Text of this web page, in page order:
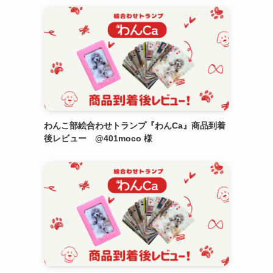
わんこ部絵合わせトランプ『わんCa』商品到着
後レビュー @401moco 様